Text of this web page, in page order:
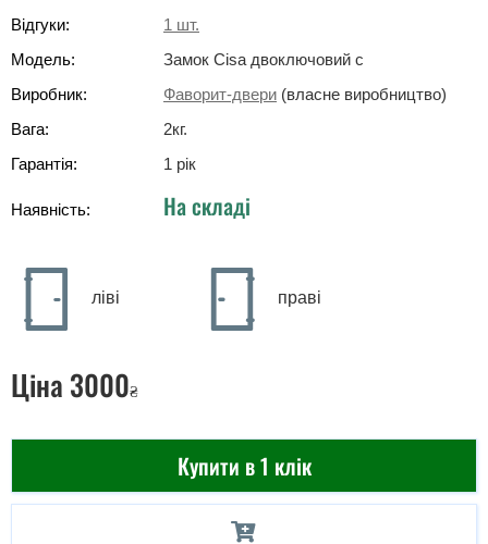
Відгуки:
1 шт.
Модель:
Замок Cisa двоключовий с
Виробник:
Фаворит-двери (власне виробництво)
Вага:
2кг.
Гарантія:
1 рік
Наявність: На складі
ліві праві
Ціна 3000₴
Купити в 1 клік